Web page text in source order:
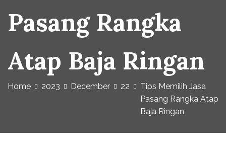
Pasang Rangka
Atap Baja Ringan
Home 2023 December 22
Tips Memilih Jasa
Pasang Rangka Atap
Baja Ringan